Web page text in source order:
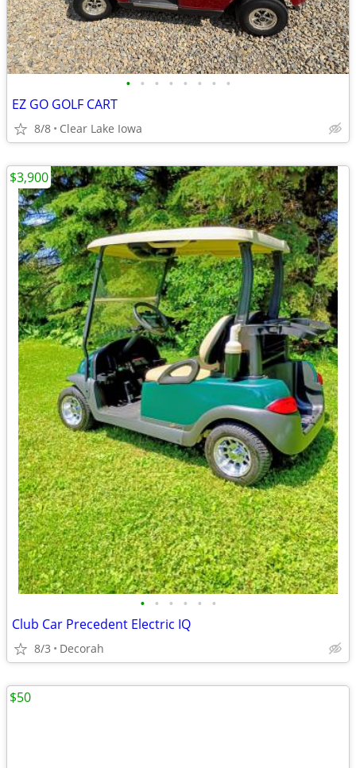
• • • • • • • •
EZ GO GOLF CART
8/8 Clear Lake Iowa
• • • • • •
Club Car Precedent Electric IQ
8/3 Decorah
$3,900
$50